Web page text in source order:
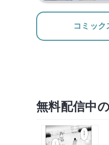
コミック
無料配信中